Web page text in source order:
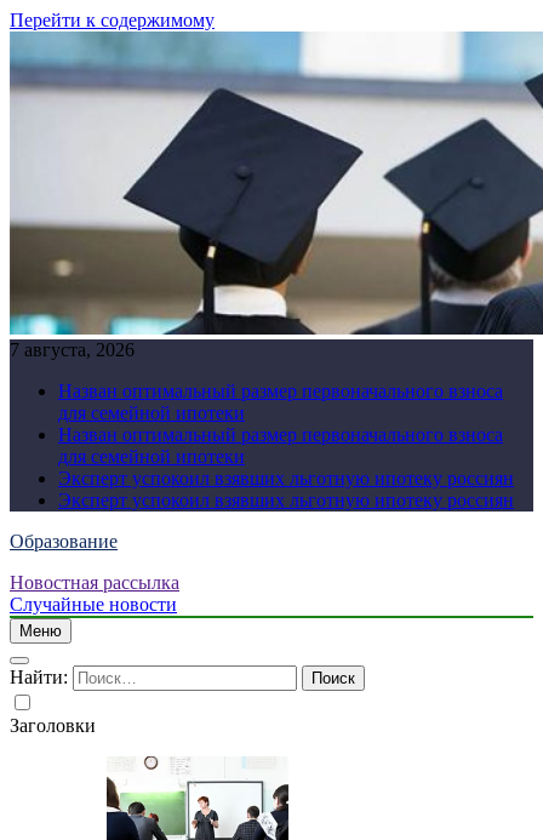
Перейти к содержимому
7 августа, 2026
Назван оптимальный размер первоначального взноса
для семейной ипотеки
Назван оптимальный размер первоначального взноса
для семейной ипотеки
Эксперт успокоил взявших льготную ипотеку россиян
Эксперт успокоил взявших льготную ипотеку россиян
Образование
Новостная рассылка
Случайные новости
Меню
Найти:
Заголовки